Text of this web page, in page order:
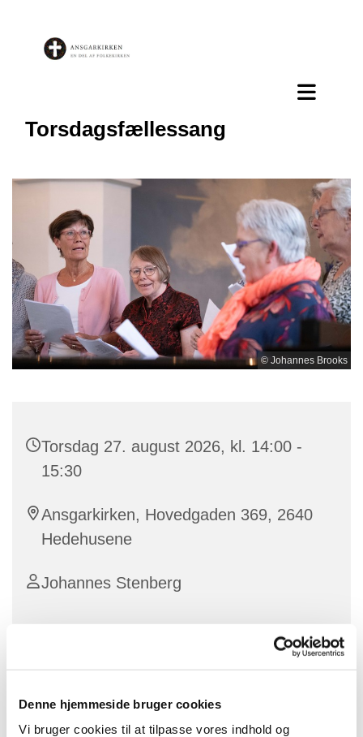
Denne hjemmeside bruger cookies
Vi bruger cookies til at tilpasse vores indhold og
Torsdagsfællessang
© Johannes Brooks
Torsdag 27. august 2026, kl. 14:00 -
15:30
Ansgarkirken, Hovedgaden 369, 2640
Hedehusene
Johannes Stenberg
Kom og syng med på alle de dejlige og kendte sange
Vi kommer selvfølgelig også til at synge andre
populære hits og sange fra ind- og udland, kanons og